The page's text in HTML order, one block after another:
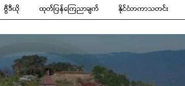
ဗွီဒီယို ထုတ်ပြန်ကြေညာချက် နိုင်ငံတကာသတင်း